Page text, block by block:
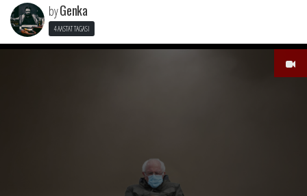
byGenka
4 AASTAT TAGASI